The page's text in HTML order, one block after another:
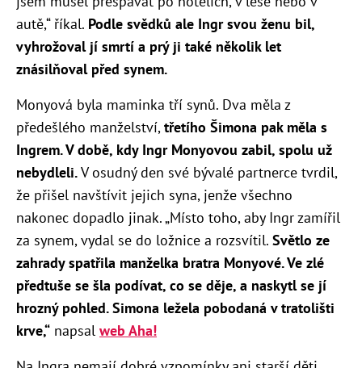
autě,“ říkal. Podle svědků ale Ingr svou ženu bil,
vyhrožoval jí smrtí a prý ji také několik let
znásilňoval před synem.
Monyová byla maminka tří synů. Dva měla z
předešlého manželství,třetího Šimona pak měla s
Ingrem. V době, kdy Ingr Monyovou zabil, spolu už
nebydleli.V osudný den své bývalé partnerce tvrdil,
že přišel navštívit jejich syna, jenže všechno
nakonec dopadlo jinak. „Místo toho, aby Ingr zamířil
za synem, vydal se do ložnice a rozsvítil. Světlo ze
zahrady spatřila manželka bratra Monyové. Ve zlé
předtuše se šla podívat, co se děje, a naskytl se jí
hrozný pohled. Simona ležela pobodaná v tratolišti
krve,“ napsal web Aha!